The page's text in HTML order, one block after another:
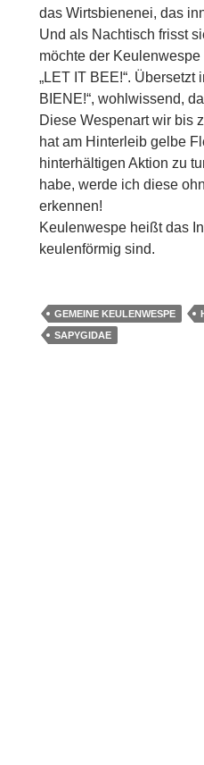
das Wirtsbienenei, das
Und als Nachtisch frisst
möchte der
„LET IT BEE!“.
BIENE!“, wohlwissend,
Diese Wespenart wir bis
hat am Hinterleib gelbe
hinterhältigen Aktion zu
habe, werde ich diese
erkennen!
Keulenwespe heißt das
keulenförmig sind.
GEMEINE KEULENWESPE
SAPYGIDAE